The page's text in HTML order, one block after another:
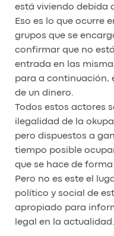
está viviendo debida
Eso es lo que ocurre
grupos que se
confirmar que no
entrada en las
para a continuación,
de un dinero.
Todos estos actores
ilegalidad de la
pero dispuestos a
tiempo posible
que se hace de forma
Pero no es este el
político y social de
apropiado para
legal en la actualidad.